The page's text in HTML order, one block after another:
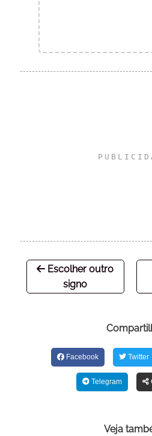
Escolher outro
signo
Facebook Twitter
Telegram
Veja